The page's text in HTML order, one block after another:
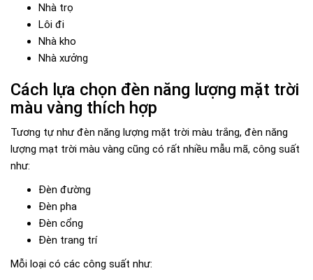
Nhà trọ
Lôi đi
Nhà kho
Nhà xưởng
Cách lựa chọn đèn năng lượng mặt trời
màu vàng thích hợp
Tương tự như đèn năng lượng mặt trời màu trắng, đèn năng
lượng mạt trời màu vàng cũng có rất nhiều mẫu mã, công suất
như:
Đèn đường
Đèn pha
Đèn cổng
Đèn trang trí
Mỗi loại có các công suất như: